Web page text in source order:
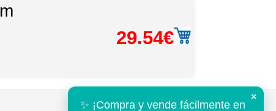
✨ ¡Compra y vende fácilmente en
×
29.54€